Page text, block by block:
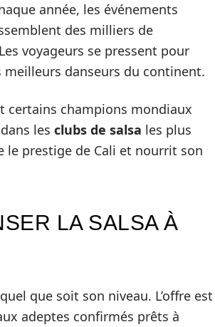
année, les événements
des milliers de
voyageurs se pressent pour
meilleurs danseurs du continent.
certains champions mondiaux
les clubs de salsa les plus
le prestige de Cali et nourrit son
LA SALSA À
que soit son niveau. L’offre est
adeptes confirmés prêts à